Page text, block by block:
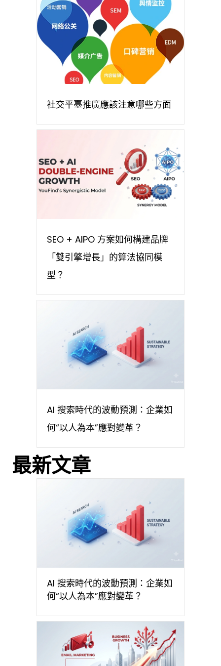
社交平臺推廣應該注意哪些方面
SEO + AIPO 方案如何構建品牌
「雙引擎增長」的算法協同模
型？
AI 搜索時代的波動預測：企業如
何“以人為本”應對變革？
最新文章
AI 搜索時代的波動預測：企業如
何“以人為本”應對變革？